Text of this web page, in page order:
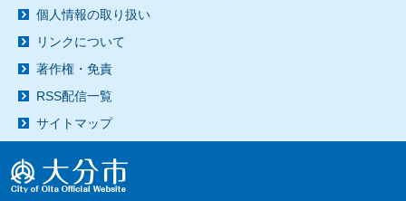
個人情報の取り扱い
リンクについて
著作権・免責
RSS配信一覧
サイトマップ